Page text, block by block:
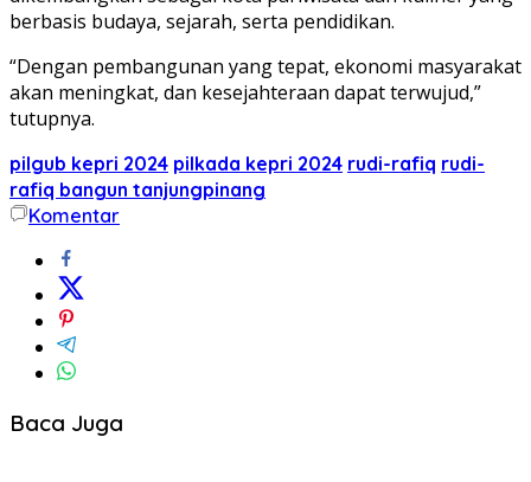
berbasis budaya, sejarah, serta pendidikan.
“Dengan pembangunan yang tepat, ekonomi masyarakat
akan meningkat, dan kesejahteraan dapat terwujud,”
tutupnya.
pilgub kepri 2024 pilkada kepri 2024 rudi-rafiq rudi-
rafiq bangun tanjungpinang
Komentar
Baca Juga